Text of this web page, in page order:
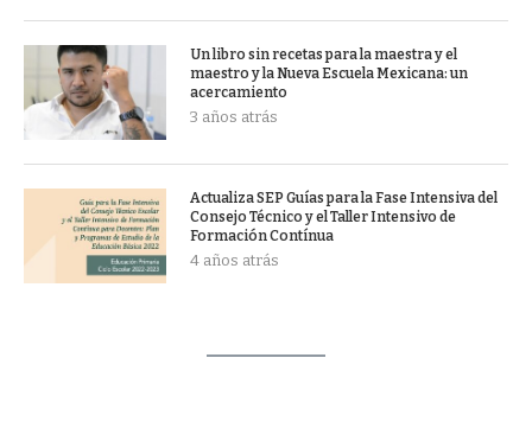
Un libro sin recetas para la maestra y el
maestro y la Nueva Escuela Mexicana: un
acercamiento
3 años atrás
Actualiza SEP Guías para la Fase Intensiva del
Consejo Técnico y el Taller Intensivo de
Formación Contínua
4 años atrás